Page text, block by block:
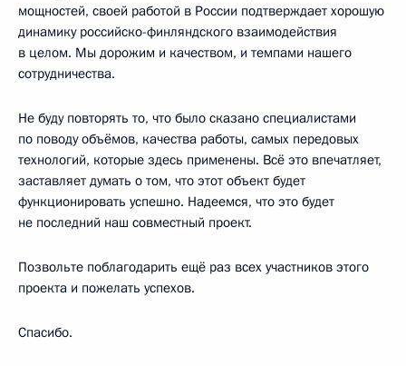
мощностей, своей работой в России подтверждает хорошую
динамику российско-финляндского взаимодействия
в целом. Мы дорожим и качеством, и темпами нашего
сотрудничества.
Не буду повторять то, что было сказано специалистами
по поводу объёмов, качества работы, самых передовых
технологий, которые здесь применены. Всё это впечатляет,
заставляет думать о том, что этот объект будет
функционировать успешно. Надеемся, что это будет
не последний наш совместный проект.
Позвольте поблагодарить ещё раз всех участников этого
проекта и пожелать успехов.
Спасибо.